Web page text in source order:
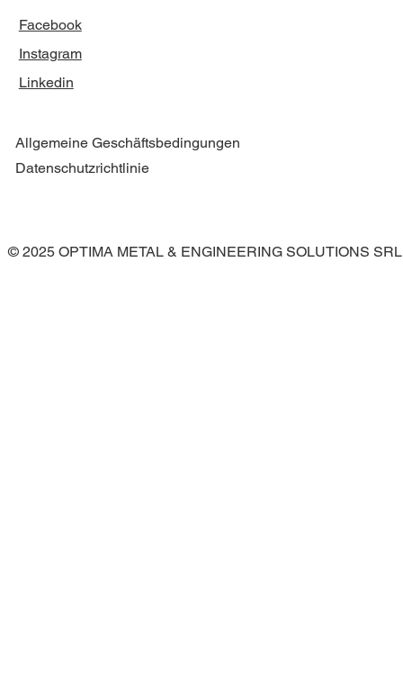
Facebook
Instagram
Linkedin
Allgemeine Geschäftsbedingungen
Datenschutzrichtlinie
© 2025 OPTIMA METAL & ENGINEERING SOLUTIONS SRL